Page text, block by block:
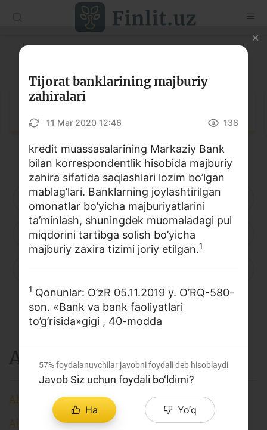
Рус
Maqolalar
O‘quv qo‘llanmalar
Lug‘at
Moliyaviy savodxonlik bo‘yicha kitoblar
Video
Loyihalar
Interaktiv xizmatlar
Fotogalereya
Loyiha haqida
Kengaytirilgan qidiruv
Sayt xaritasi
A B D E F G
J K L M
P Q R S C T U
V X Y Z
A
Aholi daromadlari
Airdrop
Tijorat banklarining majburiy
zahiralari
11 Mar 2020 12:46 138
kredit muassasalarining Markaziy Bank
bilan korrespondentlik hisobida majburiy
zahira sifatida saqlashlari lozim bo’lgan
mablag’lari. Banklarning joylashtirilgan
omonatlar bo’yicha majburiyatlarini
ta’minlash, shuningdek muomaladagi pul
miqdorini tartibga solish bo’yicha
majburiy zaxira tizimi joriy etilgan.1
1 Qonunlar: O’zR 05.11.2019 y. O’RQ-580-
son. «Bank va bank faoliyatlari
to’g’risida»gigi , 40-modda
57%foydalanuvchilar javobni foydali deb hisoblaydi
Javob Siz uchun foydali bo‘ldimi?
Ha Yo‘q